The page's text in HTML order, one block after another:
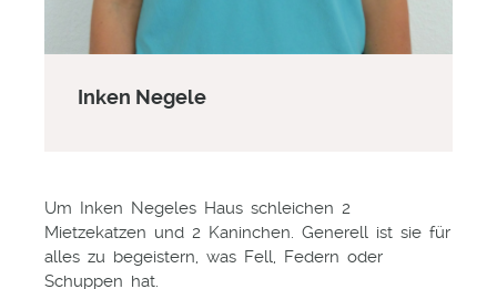
Inken Negele
Um Inken Negeles Haus schleichen 2
Mietzekatzen und 2 Kaninchen. Generell ist sie für
alles zu begeistern, was Fell, Federn oder
Schuppen hat.